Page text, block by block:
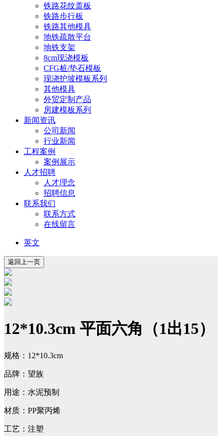
铁路花纹盖板
铁路步行板
铁路其他模具
地铁疏散平台
地铁支架
8cm现浇模板
CFG桩/垫石模板
现浇护坡模板系列
其他模具
外贸定制产品
房建模板系列
新闻资讯
公司新闻
行业新闻
工程案例
案例展示
人才招聘
人才理念
招聘信息
联系我们
联系方式
在线留言
英文
12*10.3cm 平面六角（1出15）
规格：12*10.3cm
品牌：望族
用途：水泥预制
材质：PP聚丙烯
工艺：注塑